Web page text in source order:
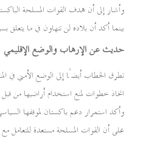
وأشار إلى أن هدف القوات المسلحة
بينما أكد أن بلاده لن تتهاون في ما يتعلق
حديث عن الإرهاب والوضع الإقليمي
تطرق الخطاب أيضًا إلى الوضع الأمني في
اتخاذ خطوات لمنع استخدام أراضيها من
وأكد استمرار دعم باكستان لموقفها
على أن القوات المسلحة مستعدة للتعامل